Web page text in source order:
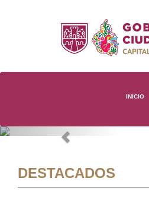
INICIO
Previous
DESTACADOS